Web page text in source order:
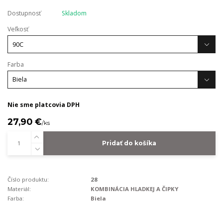
Dostupnosť
Skladom
Veľkosť
Farba
Nie sme platcovia DPH
27,90 €/ks
Pridať do košíka
Číslo produktu:
28
Materiál:
KOMBINÁCIA HLADKEJ A ČIPKY
Farba:
Biela